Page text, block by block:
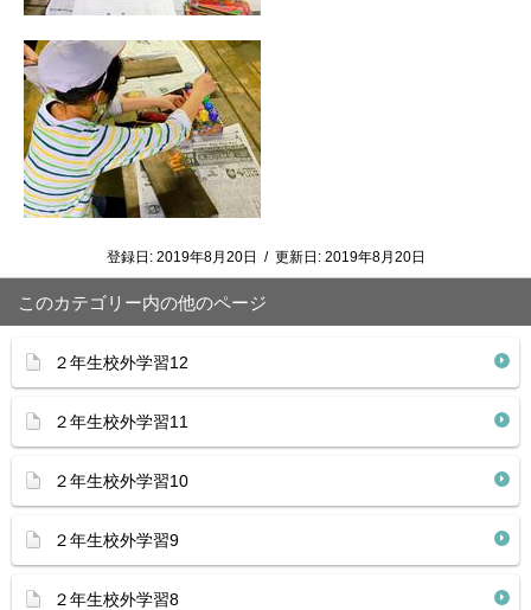
登録日: 2019年8月20日 / 更新日: 2019年8月20日
このカテゴリー内の他のページ
２年生校外学習12
２年生校外学習11
２年生校外学習10
２年生校外学習9
２年生校外学習8